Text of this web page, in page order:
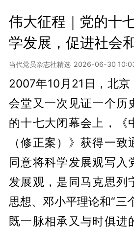
伟大征程｜党的十
学发展，促进社会
当代党员杂志社精选 2026-06-30
2007年10月21日，北
会堂又一次见证一个历
的十七大闭幕会上，《
（修正案）》获得一
同意将科学发展观写入
发展观，是同马克思列
思想、邓小平理论和“三
既一脉相承又与时俱进